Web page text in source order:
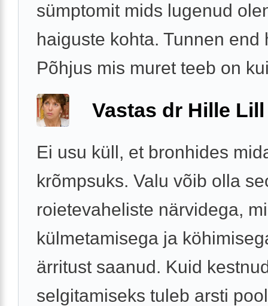
sümptomit mids lugenud
haiguste kohta. Tunnen end
Põhjus mis muret teeb on
Vastas dr Hille Lill
Ei usu küll, et bronhides
krõmpsuks. Valu võib olla
roietevaheliste närvidega,
külmetamisega ja
ärritust saanud. Kuid
selgitamiseks tuleb arsti